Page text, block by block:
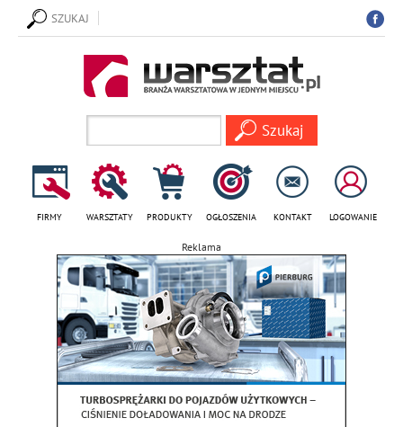
SZUKAJ
FIRMY WARSZTATY PRODUKTY OGŁOSZENIA KONTAKT LOGOWANIE
Reklama